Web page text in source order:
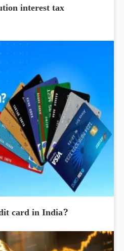
interest tax
card in India?